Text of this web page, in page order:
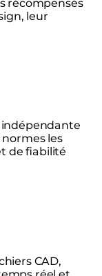
récompensés
leur
indépendante
les
de fiabilité
CAD,